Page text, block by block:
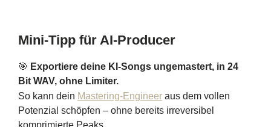
Mini-Tipp für AI-Producer
🎯 Exportiere deine KI-Songs ungemastert, in 24
Bit WAV, ohne Limiter.
So kann dein Mastering-Engineer aus dem vollen
Potenzial schöpfen – ohne bereits irreversibel
komprimierte Peaks.